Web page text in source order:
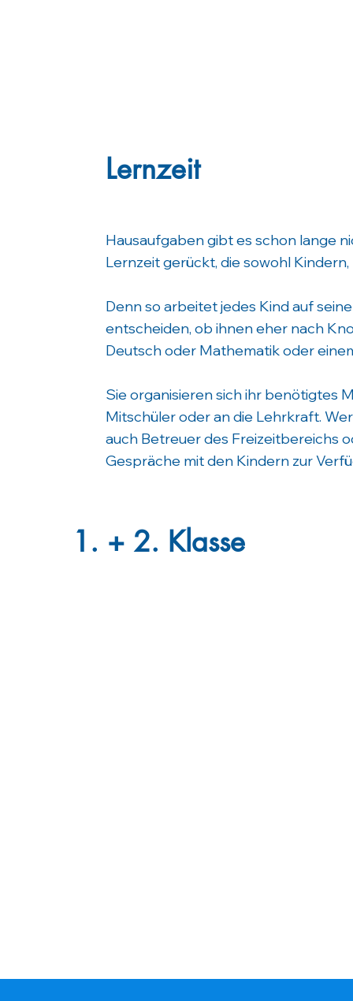
Lernzeit
Hausaufgaben gibt es schon lange
Lernzeit gerückt, die sowohl
Denn so arbeitet jedes Kind auf
entscheiden, ob ihnen eher nach
Deutsch oder Mathematik oder
Sie organisieren sich ihr benötigtes
Mitschüler oder an die Lehrkraft.
auch Betreuer des Freizeitbereichs
Gespräche mit den Kindern zur
1. + 2. Klasse